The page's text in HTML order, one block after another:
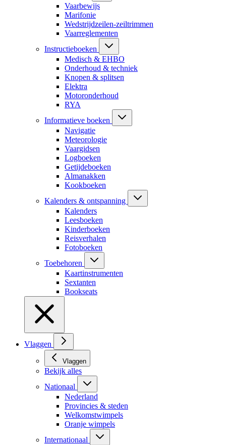
Vaarbewijs
Marifonie
Wedstrijdzeilen-zeiltrimmen
Vaarreglementen
Instructieboeken
Medisch & EHBO
Onderhoud & techniek
Knopen & splitsen
Elektra
Motoronderhoud
RYA
Informatieve boeken
Navigatie
Meteorologie
Vaargidsen
Logboeken
Getijdeboeken
Almanakken
Kookboeken
Kalenders & ontspanning
Kalenders
Leesboeken
Kinderboeken
Reisverhalen
Fotoboeken
Toebehoren
Kaartinstrumenten
Sextanten
Bookseats
Vlaggen
Vlaggen
Bekijk alles
Nationaal
Nederland
Provincies & steden
Welkomstwimpels
Oranje wimpels
Internationaal